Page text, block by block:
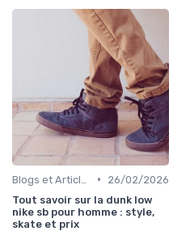
•
26/02/2026
Tout savoir sur la dunk low
nike sb pour homme : style,
skate et prix